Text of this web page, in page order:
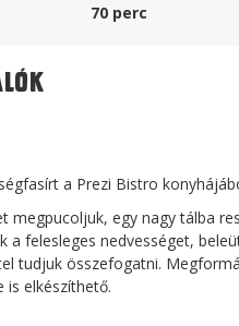
70 perc
a Prezi Bistro
megpucoljuk, egy nagy tálba
a felesleges nedvességet,
tudjuk összefogatni.
is elkészíthető.